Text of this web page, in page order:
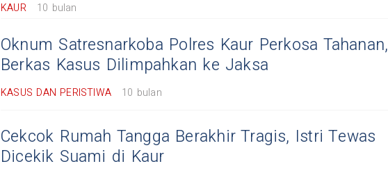
KAUR 10 bulan
Oknum Satresnarkoba Polres Kaur Perkosa Tahanan,
Berkas Kasus Dilimpahkan ke Jaksa
KASUS DAN PERISTIWA 10 bulan
Cekcok Rumah Tangga Berakhir Tragis, Istri Tewas
Dicekik Suami di Kaur